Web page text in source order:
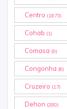
Centro (1873)
Cohab (1)
Comasa (9)
Congonha (6)
Cruzeiro (17)
Dehon (280)